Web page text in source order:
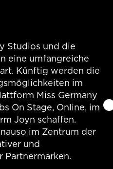
Studios und die
eine umfangreiche
Künftig werden die
im
Miss Germany
On Stage, Online, im
Joyn schaffen.
im Zentrum der
und